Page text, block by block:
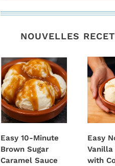
NOUVELLES
Easy 10-Minute
Brown Sugar
Caramel Sauce
Easy
Vanilla
with